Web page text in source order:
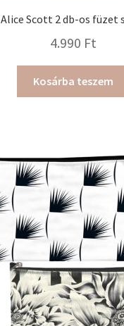
Alice Scott 2 db-os füzet
4.990 Ft
Kosárba teszem